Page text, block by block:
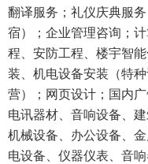
翻译服务；礼仪庆典服
宿）；企业管理咨询；
程、安防工程、楼宇智
装、机电设备安装（特
营）；网页设计；国内
电讯器材、音响设备、
机械设备、办公设备、
电设备、仪器仪表、音